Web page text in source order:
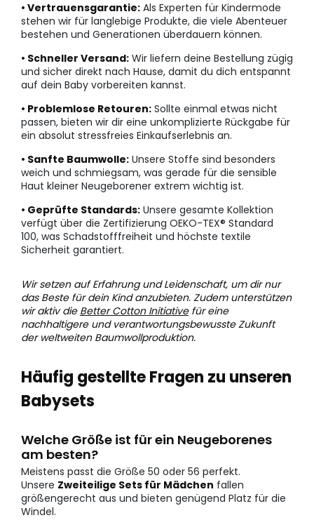
• Vertrauensgarantie: Als Experten für Kindermode
stehen wir für langlebige Produkte, die viele Abenteuer
bestehen und Generationen überdauern können.
• Schneller Versand: Wir liefern deine Bestellung zügig
und sicher direkt nach Hause, damit du dich entspannt
auf dein Baby vorbereiten kannst.
• Problemlose Retouren: Sollte einmal etwas nicht
passen, bieten wir dir eine unkomplizierte Rückgabe für
ein absolut stressfreies Einkaufserlebnis an.
• Sanfte Baumwolle: Unsere Stoffe sind besonders
weich und schmiegsam, was gerade für die sensible
Haut kleiner Neugeborener extrem wichtig ist.
• Geprüfte Standards: Unsere gesamte Kollektion
verfügt über die Zertifizierung OEKO-TEX® Standard
100, was Schadstofffreiheit und höchste textile
Sicherheit garantiert.
Wir setzen auf Erfahrung und Leidenschaft, um dir nur
das Beste für dein Kind anzubieten. Zudem unterstützen
wir aktiv die Better Cotton Initiativefür eine
nachhaltigere und verantwortungsbewusste Zukunft
der weltweiten Baumwollproduktion.
Häufig gestellte Fragen zu unseren
Babysets
Welche Größe ist für ein Neugeborenes
am besten?
Meistens passt die Größe 50 oder 56 perfekt.
Unsere Zweiteilige Sets für Mädchen fallen
größengerecht aus und bieten genügend Platz für die
Windel.